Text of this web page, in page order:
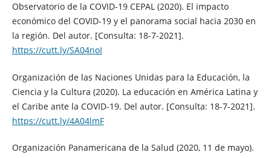
Observatorio de la COVID-19 CEPAL (2020). El impacto
económico del COVID-19 y el panorama social hacia 2030 en
la región. Del autor. [Consulta: 18-7-2021].
https://cutt.ly/SA04noI
Organización de las Naciones Unidas para la Educación, la
Ciencia y la Cultura (2020). La educación en América Latina y
el Caribe ante la COVID-19. Del autor. [Consulta: 18-7-2021].
https://cutt.ly/4A04lmF
Organización Panamericana de la Salud (2020, 11 de mayo).